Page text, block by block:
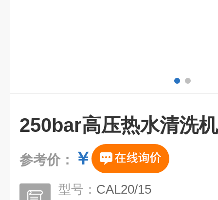
250bar高压热水清洗机
参考价： ￥
型号： CAL20/15